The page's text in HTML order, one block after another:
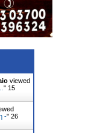
viewed
" 15
-" 26